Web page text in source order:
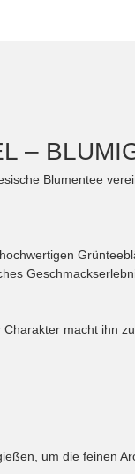
–
Blumentee
macht ihn
um die feinen